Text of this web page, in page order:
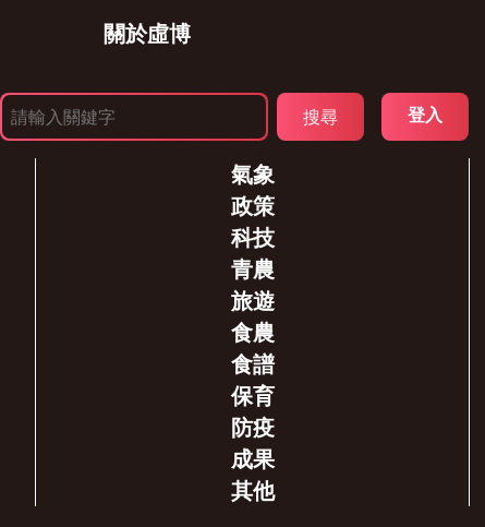
關於虛博
登入
氣象
政策
科技
青農
旅遊
食農
食譜
保育
防疫
成果
其他